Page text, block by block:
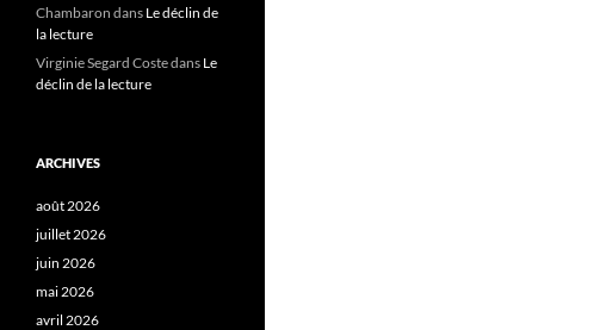
Chambaron dans Le déclin de
la lecture
Virginie Segard Costedans Le
déclin de la lecture
ARCHIVES
août 2026
juillet 2026
juin 2026
mai 2026
avril 2026